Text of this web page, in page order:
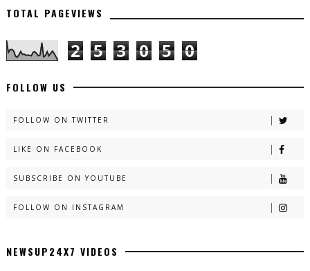
TOTAL PAGEVIEWS
2 5 3 0 5 0
FOLLOW US
FOLLOW ON TWITTER
LIKE ON FACEBOOK
SUBSCRIBE ON YOUTUBE
FOLLOW ON INSTAGRAM
NEWSUP24X7 VIDEOS